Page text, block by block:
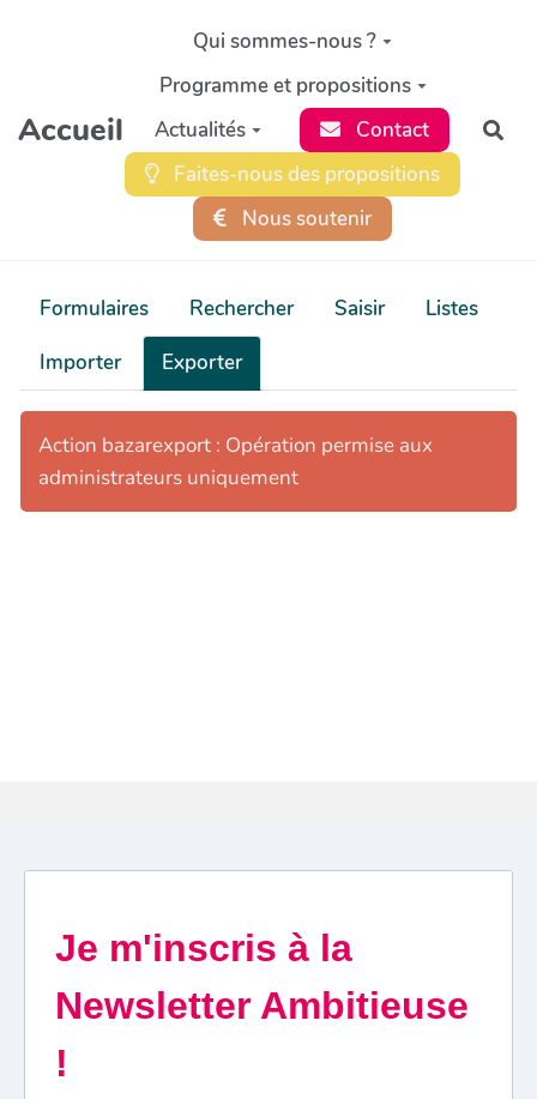
Aller au contenu principal
Accueil
Qui sommes-nous ?
Programme et propositions
Actualités
Contact
Faites-nous des propositions
Nous soutenir
Formulaires Rechercher Saisir
Listes
Importer
Exporter
Action bazarexport : Opération permise aux
administrateurs uniquement